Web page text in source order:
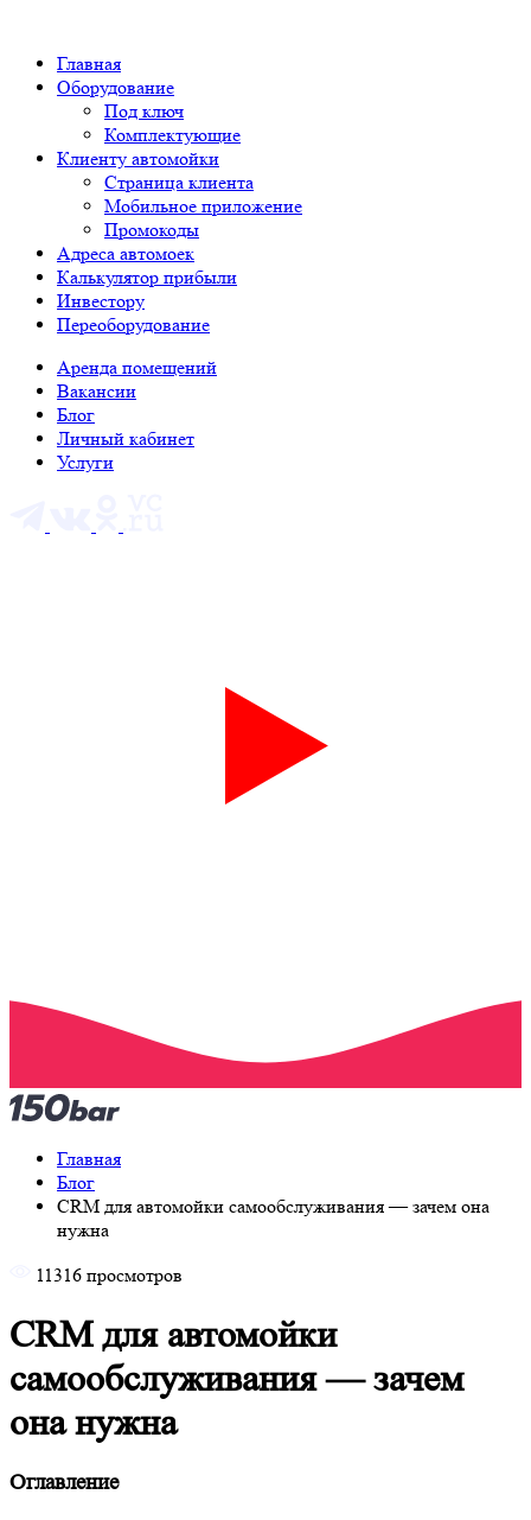
Главная
Оборудование
Под ключ
Комплектующие
Клиенту автомойки
Страница клиента
Мобильное приложение
Промокоды
Адреса автомоек
Калькулятор прибыли
Инвестору
Переоборудование
Аренда помещений
Вакансии
Блог
Личный кабинет
Услуги
Главная
Блог
CRM для автомойки самообслуживания — зачем она
нужна
11316 просмотров
CRM для автомойки
самообслуживания — зачем
она нужна
Оглавление